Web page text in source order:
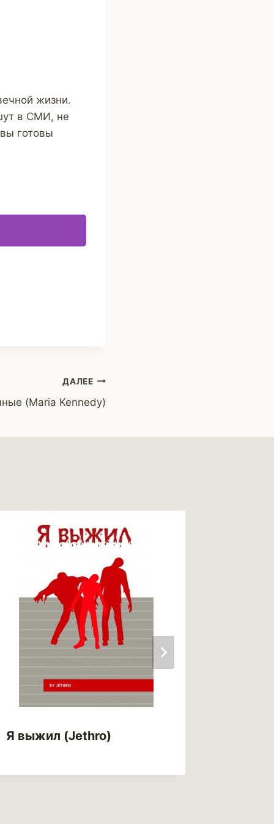
жизни.
в СМИ, не
готовы
ДАЛЕЕ
(Maria Kennedy)
Я выжил (Jethro)